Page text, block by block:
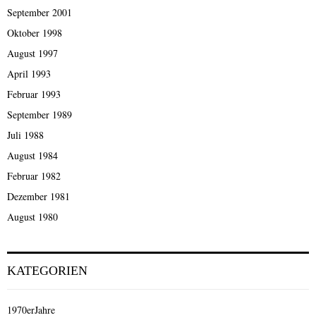
September 2001
Oktober 1998
August 1997
April 1993
Februar 1993
September 1989
Juli 1988
August 1984
Februar 1982
Dezember 1981
August 1980
KATEGORIEN
1970erJahre